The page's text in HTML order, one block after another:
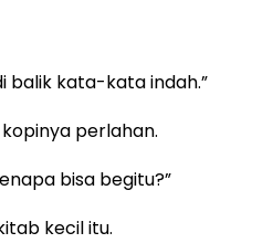
balik kata-kata indah.”
perlahan.
bisa begitu?”
kecil itu.